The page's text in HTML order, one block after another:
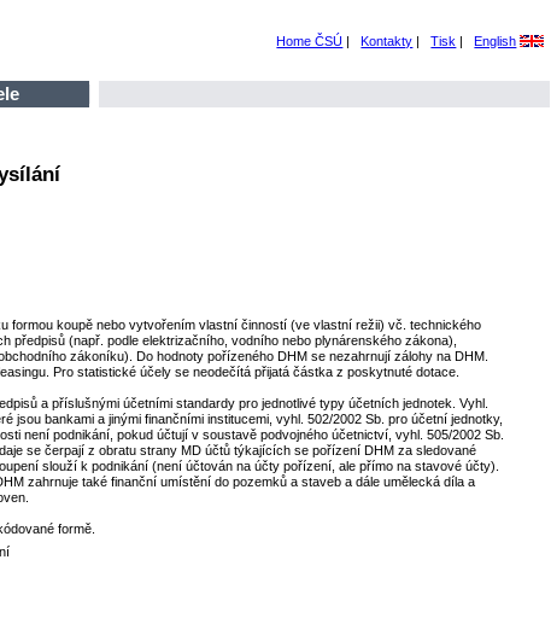
Home ČSÚ | Kontakty | Tisk | English
formou koupě nebo vytvořením vlastní činností (ve vlastní režii) vč. technického
(např. podle elektrizačního, vodního nebo plynárenského zákona),
zákoníku). Do hodnoty pořízeného DHM se nezahrnují zálohy na DHM.
Pro statistické účely se neodečítá přijatá částka z poskytnuté dotace.
a příslušnými účetními standardy pro jednotlivé typy účetních jednotek. Vyhl.
bankami a jinými finančními institucemi, vyhl. 502/2002 Sb. pro účetní jednotky,
není podnikání, pokud účtují v soustavě podvojného účetnictví, vyhl. 505/2002 Sb.
se čerpají z obratu strany MD účtů týkajících se pořízení DHM za sledované
slouží k podnikání (není účtován na účty pořízení, ale přímo na stavové účty).
zahrnuje také finanční umístění do pozemků a staveb a dále umělecká díla a
formě.